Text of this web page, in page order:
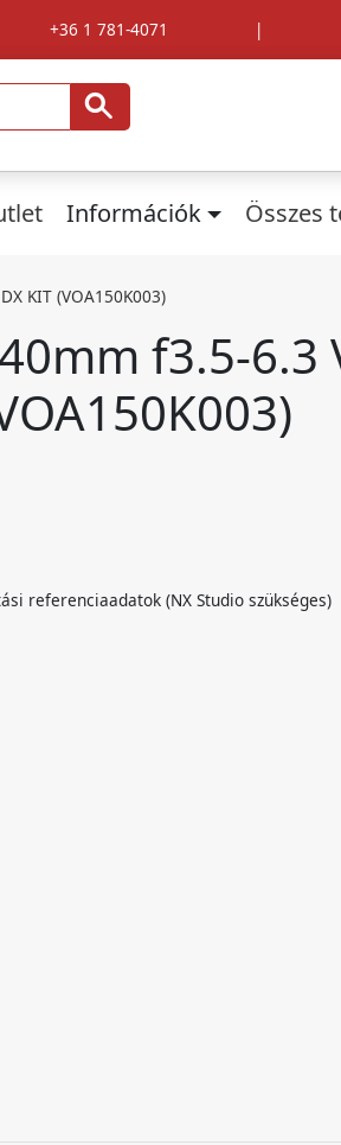
+36 1 781-4071 |
Információk Összes
KIT (VOA150K003)
f3.5-6.3
referenciaadatok (NX Studio szükséges)